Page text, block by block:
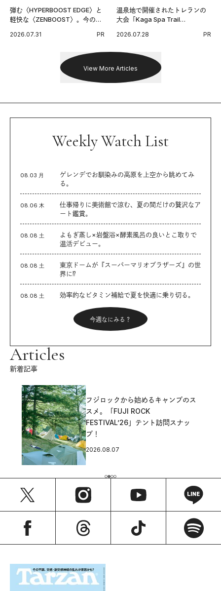
弾む〈HYPERBOOST EDGE〉と
軽快な〈ZENBOOST〉。今の時
出した新機軸。
2026.07.31 PR
温泉地で開催されたトレランの
大会「Kaga Spa Trail
戦を夢見るランナーたちの奮闘
2026.07.28 PR
View More Articles
Weekly Watch List
08.03 月
ゲレンデでお馴染みの高原を上空から眺めてみ
る。
08.06 木
仕事帰りに美術館で涼む、夏の間だけの贅沢なア
ート鑑賞。
08.08 土
よもぎ蒸し×岩盤浴×酵素風呂の良いとこ取りで
温活デビュー。
08.08 土
東京ドームが『スーパーマリオブラザーズ』の世
界に⁉︎
08.08 土 効率的なビタミン補給で夏を快適に乗り切る。
今週なにみる？
Articles
新着記事
フジロックから始めるキャンプのス
スメ。「FUJI ROCK
FESTIVAL’26」テント訪問スナッ
プ！
2026.08.07